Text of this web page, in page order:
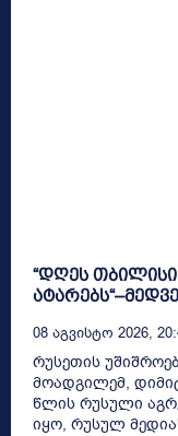
“დღეს
08 Აგვისტო 2026,
რუსეთის
მოადგილემ,
წლის რუსული
იყო, რუსულ